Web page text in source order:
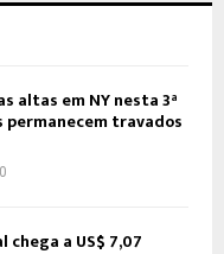
altas em NY nesta 3ª
permanecem travados
0
a US$ 7,07